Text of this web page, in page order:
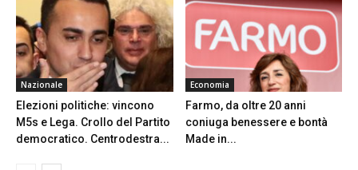
Nazionale
Elezioni politiche: vincono
M5s e Lega. Crollo del Partito
democratico. Centrodestra...
Economia
Farmo, da oltre 20 anni
coniuga benessere e bontà
Made in...